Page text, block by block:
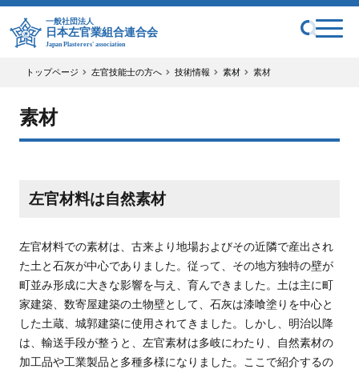
一般社団法人
日本左官業組合連合会
Japan Plasterers' association
トップページ 左官技能士の方へ 技術情報 素材 素材
素材
左官材料は自然素材
左官材料での素材は、古来より地場およびその近隣で産出され
た土と石灰が中心でありました。従って、その地方独特の壁が
町並み形成に大きな影響を与え、育んできました。土は主に町
家建築、数寄屋建築の土物壁として、石灰は漆喰塗りを中心と
した土蔵、城郭建築に使用されてきました。しかし、明治以降
は、輸送手段が整うと、左官素材は多岐にわたり、自然素材の
加工品や工業製品と多種多様になりました。ここで紹介するの